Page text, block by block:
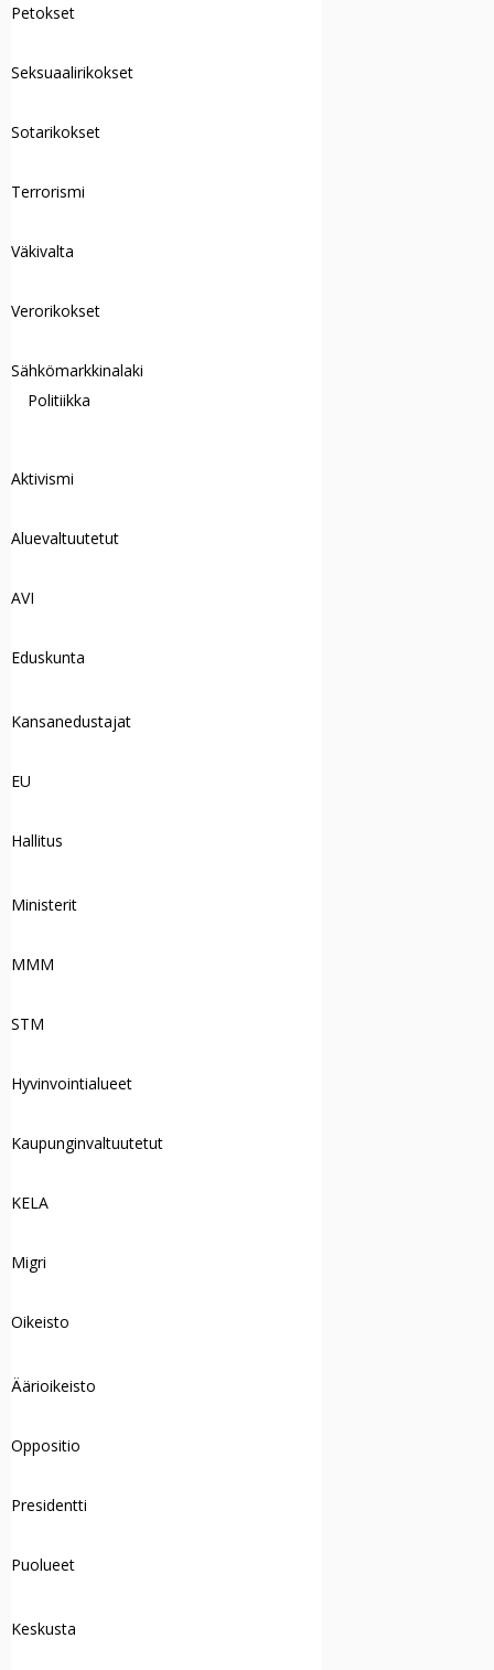
Petokset
Seksuaalirikokset
Sotarikokset
Terrorismi
Väkivalta
Verorikokset
Sähkömarkkinalaki
Politiikka
Aktivismi
Aluevaltuutetut
AVI
Eduskunta
Kansanedustajat
EU
Hallitus
Ministerit
MMM
STM
Hyvinvointialueet
Kaupunginvaltuutetut
KELA
Migri
Oikeisto
Äärioikeisto
Oppositio
Presidentti
Puolueet
Keskusta